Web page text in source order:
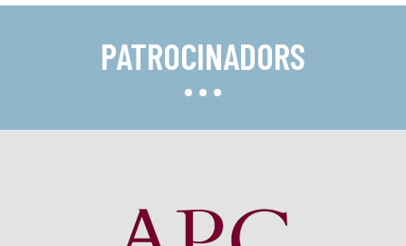
PATROCINADORS